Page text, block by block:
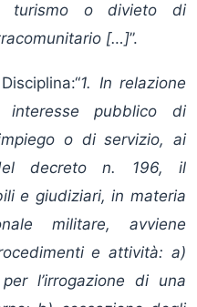
turismo o divieto di
[…]”.
1. In relazione
pubblico di
o di servizio, ai
decreto n. 196, il
e giudiziari, in materia
militare, avviene
e attività: a)
l’irrogazione di una